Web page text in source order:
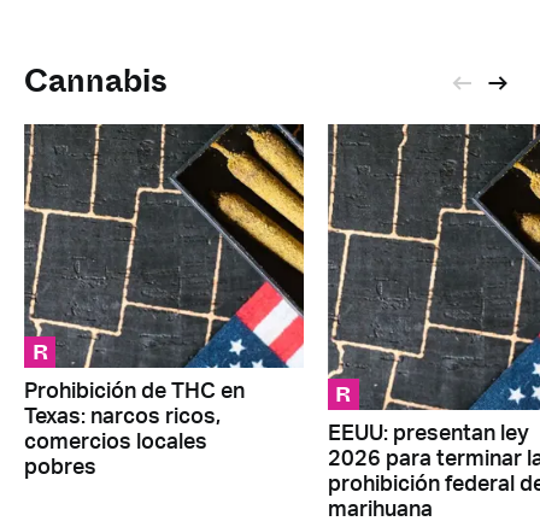
Cannabis
R
Prohibición de THC en
Texas: narcos ricos,
comercios locales
pobres
R
EEUU: presentan ley
2026 para terminar
prohibición federal
marihuana